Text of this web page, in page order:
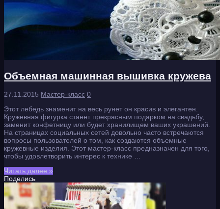
Объемная машинная вышивка кружева
27.11.2015 Мастер-класс 0
Этот лебедь знаменит на весь рунет он красив и элегантен.
Кружевная фигурка станет прекрасным подарком на свадьбу,
заменит конфетницу или будет хранилищем ваших украшений.
На страницах социальных сетей довольно часто встречаются
вопросы пользователей о том, как создаются объемные
кружевные изделия. Этот мастер-класс предназначен для того,
чтобы удовлетворить интерес к технике …
Читать далее »
Поделись